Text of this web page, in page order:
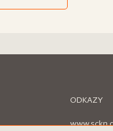
ODKAZY